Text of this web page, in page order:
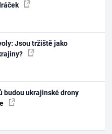
Jsou tržiště jako
budou ukrajinské drony